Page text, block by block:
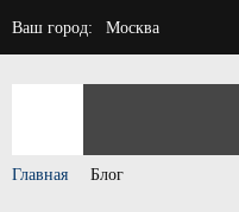
Ваш город: Москва
Главная Блог